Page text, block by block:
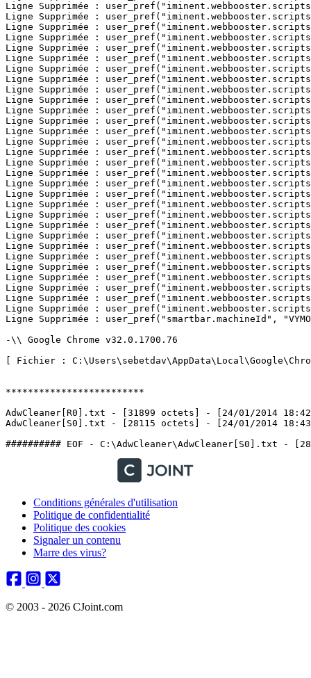
Conditions générales d'utilisation
Politique de confidentialité
Politique des cookies
Signaler un contenu
Marre des virus?
© 2003 - 2026 CJoint.com